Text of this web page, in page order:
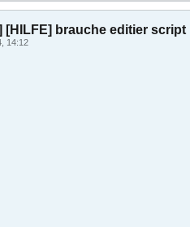
[HILFE] brauche editier script
14:12